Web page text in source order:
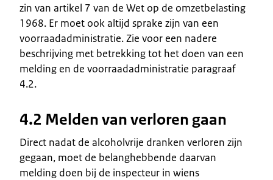
zin van artikel 7 van de Wet op de omzetbelasting
1968. Er moet ook altijd sprake zijn van een
voorraadadministratie. Zie voor een nadere
beschrijving met betrekking tot het doen van een
melding en de voorraadadministratie paragraaf
4.2.
4.2 Melden van verloren gaan
Direct nadat de alcoholvrije dranken verloren zijn
gegaan, moet de belanghebbende daarvan
melding doen bij de inspecteur in wiens